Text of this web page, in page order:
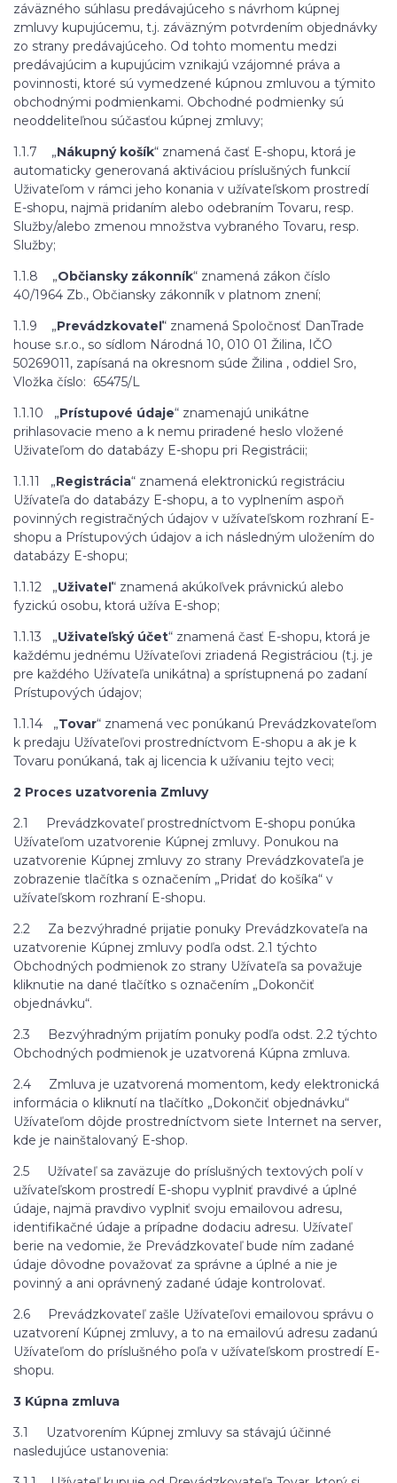
záväzného súhlasu predávajúceho s návrhom kúpnej
zmluvy kupujúcemu, t.j. záväzným potvrdením objednávky
zo strany predávajúceho. Od tohto momentu medzi
predávajúcim a kupujúcim vznikajú vzájomné práva a
povinnosti, ktoré sú vymedzené kúpnou zmluvou a týmito
obchodnými podmienkami. Obchodné podmienky sú
neoddeliteľnou súčasťou kúpnej zmluvy;
1.1.7 „Nákupný košík“ znamená časť E-shopu, ktorá je
automaticky generovaná aktiváciou príslušných funkcií
Uživateľom v rámci jeho konania v užívateľskom prostredí
E-shopu, najmä pridaním alebo odebraním Tovaru, resp.
Služby/alebo zmenou množstva vybraného Tovaru, resp.
Služby;
1.1.8 „Občiansky zákonník“ znamená zákon číslo
40/1964 Zb., Občiansky zákonník v platnom znení;
1.1.9 „Prevádzkovateľ“ znamená Spoločnosť DanTrade
house s.r.o., so sídlom Národná 10, 010 01 Žilina, IČO
50269011, zapísaná na okresnom súde Žilina , oddiel Sro,
Vložka číslo: 65475/L
1.1.10 „Prístupové údaje“ znamenajú unikátne
prihlasovacie meno a k nemu priradené heslo vložené
Uživateľom do databázy E-shopu pri Registrácii;
1.1.11 „Registrácia“ znamená elektronickú registráciu
Užívateľa do databázy E-shopu, a to vyplnením aspoň
povinných registračných údajov v užívateľskom rozhraní E-
shopu a Prístupových údajov a ich následným uložením do
databázy E-shopu;
1.1.12 „Uživateľ“ znamená akúkoľvek právnickú alebo
fyzickú osobu, ktorá užíva E-shop;
1.1.13 „Uživateľský účet“ znamená časť E-shopu, ktorá je
každému jednému Užívateľovi zriadená Registráciou (t.j. je
pre každého Užívateľa unikátna) a sprístupnená po zadaní
Prístupových údajov;
1.1.14 „Tovar“ znamená vec ponúkanú Prevádzkovateľom
k predaju Užívateľovi prostredníctvom E-shopu a ak je k
Tovaru ponúkaná, tak aj licencia k užívaniu tejto veci;
2 Proces uzatvorenia Zmluvy
2.1 Prevádzkovateľ prostredníctvom E-shopu ponúka
Užívateľom uzatvorenie Kúpnej zmluvy. Ponukou na
uzatvorenie Kúpnej zmluvy zo strany Prevádzkovateľa je
zobrazenie tlačítka s označením „Pridať do košíka“ v
užívateľskom rozhraní E-shopu.
2.2 Za bezvýhradné prijatie ponuky Prevádzkovateľa na
uzatvorenie Kúpnej zmluvy podľa odst. 2.1 týchto
Obchodných podmienok zo strany Užívateľa sa považuje
kliknutie na dané tlačítko s označením „Dokončiť
objednávku“.
2.3 Bezvýhradným prijatím ponuky podľa odst. 2.2 týchto
Obchodných podmienok je uzatvorená Kúpna zmluva.
2.4 Zmluva je uzatvorená momentom, kedy elektronická
informácia o kliknutí na tlačítko „Dokončiť objednávku“
Užívateľom dôjde prostredníctvom siete Internet na server,
kde je nainštalovaný E-shop.
2.5 Užívateľ sa zaväzuje do príslušných textových polí v
užívateľskom prostredí E-shopu vyplniť pravdivé a úplné
údaje, najmä pravdivo vyplniť svoju emailovou adresu,
identifikačné údaje a prípadne dodaciu adresu. Užívateľ
berie na vedomie, že Prevádzkovateľ bude ním zadané
údaje dôvodne považovať za správne a úplné a nie je
povinný a ani oprávnený zadané údaje kontrolovať.
2.6 Prevádzkovateľ zašle Užívateľovi emailovou správu o
uzatvorení Kúpnej zmluvy, a to na emailovú adresu zadanú
Užívateľom do príslušného poľa v užívateľskom prostredí E-
shopu.
3 Kúpna zmluva
3.1 Uzatvorením Kúpnej zmluvy sa stávajú účinné
nasledujúce ustanovenia: